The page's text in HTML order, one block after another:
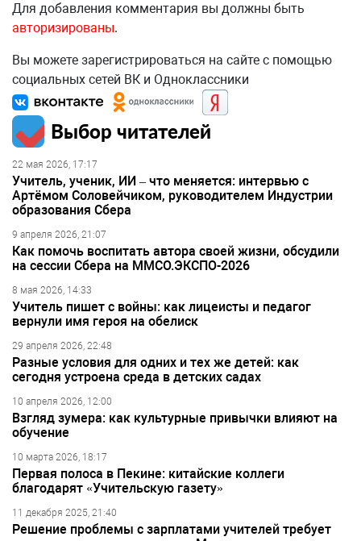
Для добавления комментария вы должны быть
авторизированы.
Вы можете зарегистрироваться на сайте с помощью
социальных сетей ВК и Одноклассники
Выбор читателей
22 мая 2026, 17:17
Учитель, ученик, ИИ – что меняется: интервью с
Артёмом Соловейчиком, руководителем Индустрии
образования Сбера
9 апреля 2026, 21:07
Как помочь воспитать автора своей жизни, обсудили
на сессии Сбера на ММСО.ЭКСПО-2026
8 мая 2026, 14:33
Учитель пишет с войны: как лицеисты и педагог
вернули имя героя на обелиск
29 апреля 2026, 22:48
Разные условия для одних и тех же детей: как
сегодня устроена среда в детских садах
10 апреля 2026, 12:00
Взгляд зумера: как культурные привычки влияют на
обучение
10 марта 2026, 18:17
Первая полоса в Пекине: китайские коллеги
благодарят «Учительскую газету»
11 декабря 2025, 21:40
Решение проблемы с зарплатами учителей требует